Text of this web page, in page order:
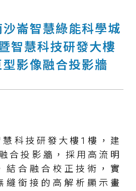
崙智慧綠能科學城
智慧科技研發大樓
影像融合投影牆
科技研發大樓1樓，建
合投影牆，採用高流明
結合融合校正技術，實
縫銜接的高解析顯示畫